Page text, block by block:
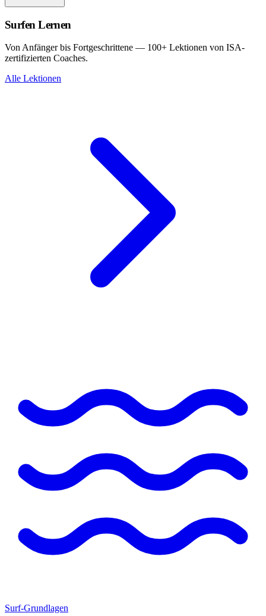
Surfen Lernen
Von Anfänger bis Fortgeschrittene — 100+ Lektionen von ISA-
zertifizierten Coaches.
Alle Lektionen
Surf-Grundlagen